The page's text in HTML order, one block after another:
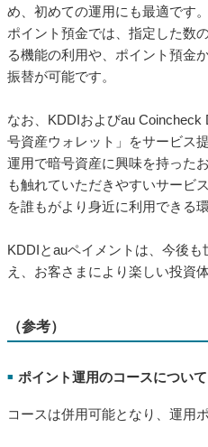
め、初めての運用にも最適です。
ポイント預金では、指定した数
る機能の利用や、ポイント預金
振替が可能です。
なお、KDDIおよびau Coincheck
号資産ウォレット」をサービス
運用で暗号資産に興味を持った
も触れていただきやすいサービ
を誰もがより身近に利用できる
KDDIとauペイメントは、今後
え、お客さまにより楽しい投資
（参考）
■ ポイント運用のコースについて
コースは併用可能となり、運用